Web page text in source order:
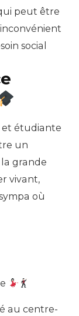
peut être
social
et étudiante
un
grande
vivant,
où
au centre-